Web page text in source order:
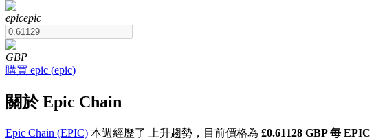
多種以USDT結算的永續合約
epicepic
GBP
購買 epic (epic)
關於 Epic Chain
Epic Chain (EPIC) 本週經歷了 上升趨勢，目前價格為 £0.61128 GBP 每 EPIC